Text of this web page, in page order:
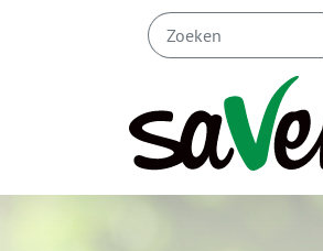
Naar hoofdinhoud